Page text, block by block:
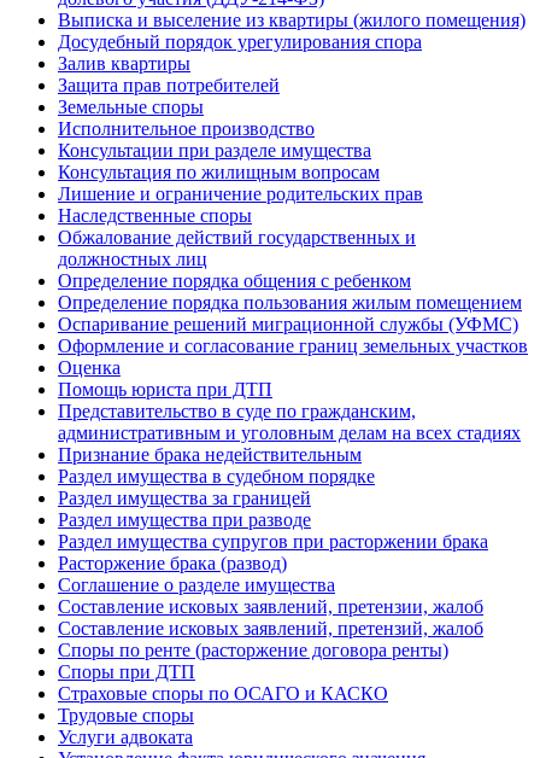
Выписка и выселение из квартиры (жилого помещения)
Досудебный порядок урегулирования спора
Залив квартиры
Защита прав потребителей
Земельные споры
Исполнительное производство
Консультации при разделе имущества
Консультация по жилищным вопросам
Лишение и ограничение родительских прав
Наследственные споры
Обжалование действий государственных и
должностных лиц
Определение порядка общения с ребенком
Определение порядка пользования жилым помещением
Оспаривание решений миграционной службы (УФМС)
Оформление и согласование границ земельных участков
Оценка
Помощь юриста при ДТП
Представительство в суде по гражданским,
административным и уголовным делам на всех стадиях
Признание брака недействительным
Раздел имущества в судебном порядке
Раздел имущества за границей
Раздел имущества при разводе
Раздел имущества супругов при расторжении брака
Расторжение брака (развод)
Соглашение о разделе имущества
Составление исковых заявлений, претензии, жалоб
Составление исковых заявлений, претензий, жалоб
Споры по ренте (расторжение договора ренты)
Споры при ДТП
Страховые споры по ОСАГО и КАСКО
Трудовые споры
Услуги адвоката